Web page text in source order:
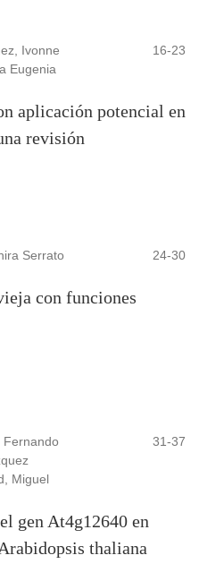
Ivonne
Eugenia
16-23
aplicación potencial en
revisión
Serrato
24-30
con funciones
Fernando
Miguel
31-37
gen At4g12640 en
thaliana